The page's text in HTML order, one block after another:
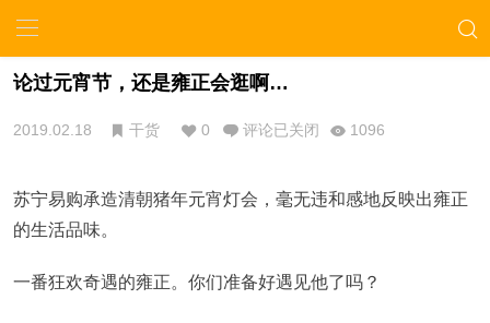
论过元宵节，还是雍正会逛啊…
2019.02.18 干货 0 评论已关闭 1096
苏宁易购承造清朝猪年元宵灯会，毫无违和感地反映出雍正
的生活品味。
一番狂欢奇遇的雍正。你们准备好遇见他了吗？